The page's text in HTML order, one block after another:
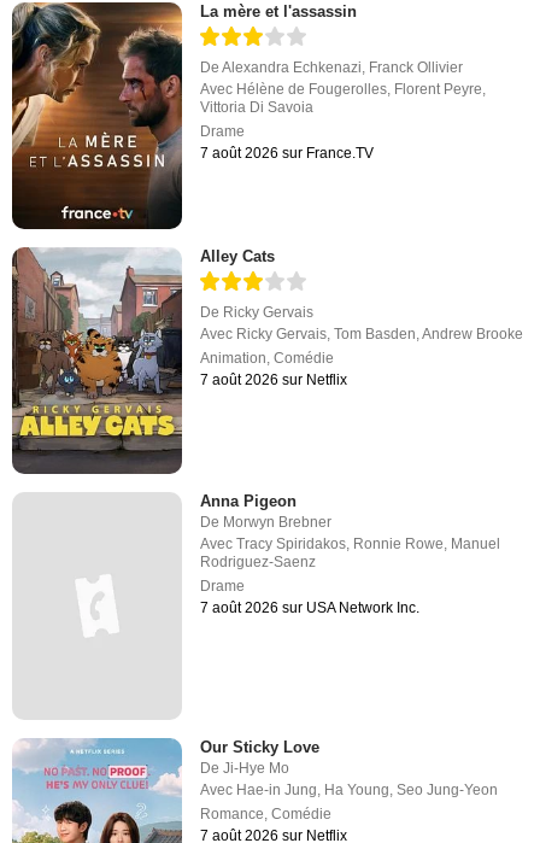
La mère et l'assassin
DeAlexandra Echkenazi Franck Ollivier
Avec Hélène de Fougerolles Florent Peyre
Vittoria Di Savoia
Drame
7 août 2026 sur France.TV
Alley Cats
De Ricky Gervais
Avec Ricky Gervais,Tom Basden,Andrew Brooke
Animation,Comédie
7 août 2026 sur Netflix
Anna Pigeon
De Morwyn Brebner
AvecTracy Spiridakos, Ronnie Rowe, Manuel
Rodriguez-Saenz
Drame
7 août 2026 sur USA Network Inc.
Our Sticky Love
DeJi-Hye Mo
Avec Hae-in Jung Ha Young ,Seo Jung-Yeon
Romance ,Comédie
7 août 2026 sur Netflix